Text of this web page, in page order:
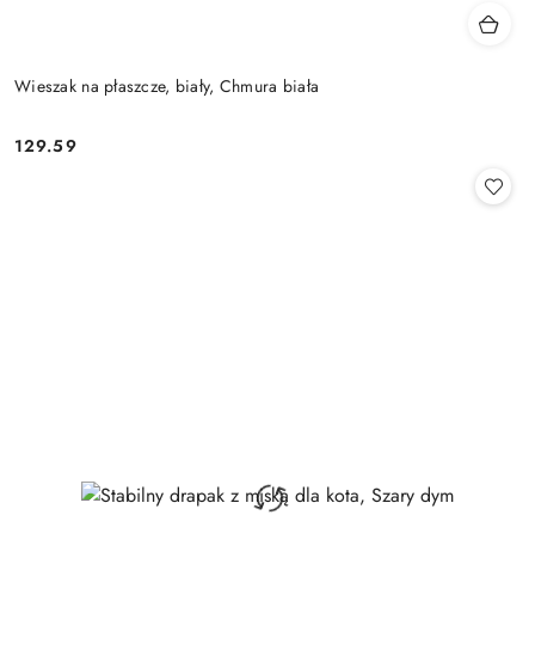
Wieszak na płaszcze, biały, Chmura biała
Cena:
129.59